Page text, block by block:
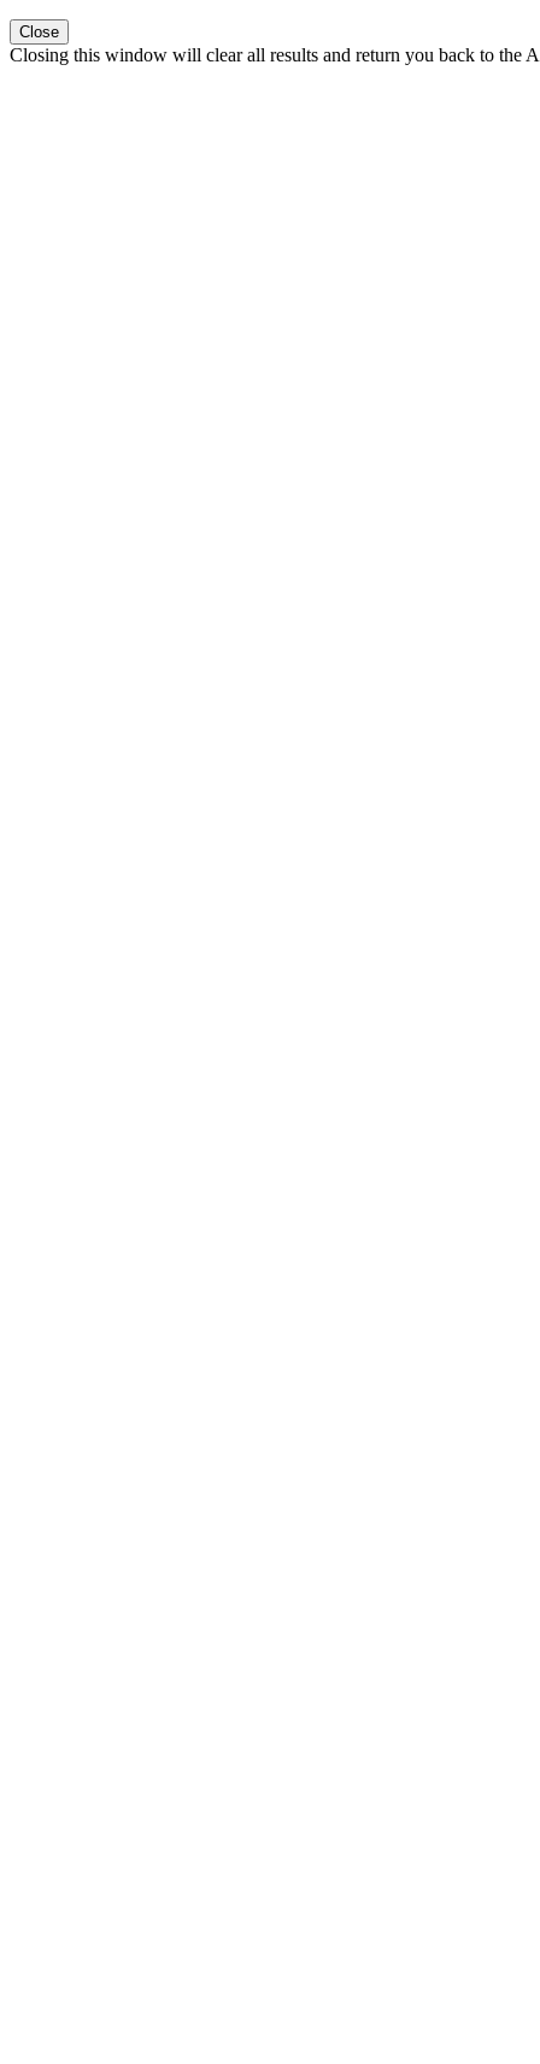
Close
Closing this window will clear all results and return you back to the